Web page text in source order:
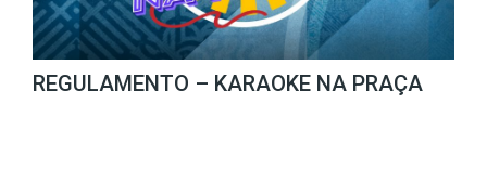
REGULAMENTO – KARAOKE NA PRAÇA